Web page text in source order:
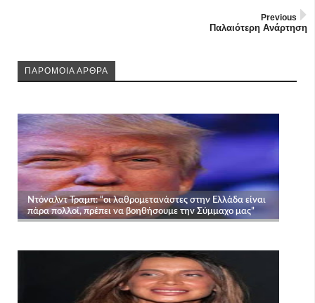
Previous
Παλαιότερη Ανάρτηση
ΠΑΡΟΜΟΙΑ ΑΡΘΡΑ